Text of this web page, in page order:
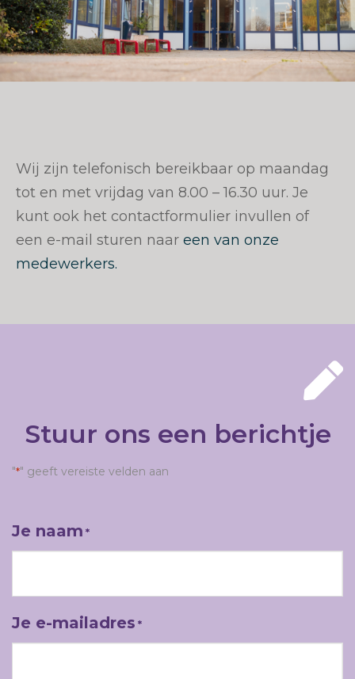
Wij zijn telefonisch bereikbaar op maandag
tot en met vrijdag van 8.00 – 16.30 uur. Je
kunt ook het contactformulier invullen of
een e-mail sturen naar een van onze
medewerkers.
Stuur ons een berichtje
"*" geeft vereiste velden aan
Je naam *
Je e-mailadres *